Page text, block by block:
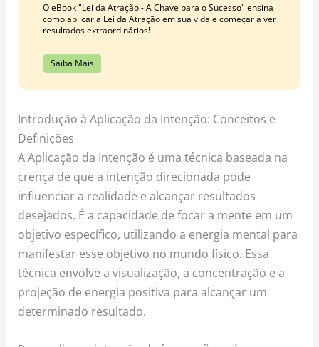
O eBook "Lei da Atração - A Chave para o Sucesso" ensina
como aplicar a Lei da Atração em sua vida e começar a ver
resultados extraordinários!
Saiba Mais
Introdução à Aplicação da Intenção: Conceitos e
Definições
A Aplicação da Intenção é uma técnica baseada na
crença de que a intenção direcionada pode
influenciar a realidade e alcançar resultados
desejados. É a capacidade de focar a mente em um
objetivo específico, utilizando a energia mental para
manifestar esse objetivo no mundo físico. Essa
técnica envolve a visualização, a concentração e a
projeção de energia positiva para alcançar um
determinado resultado.